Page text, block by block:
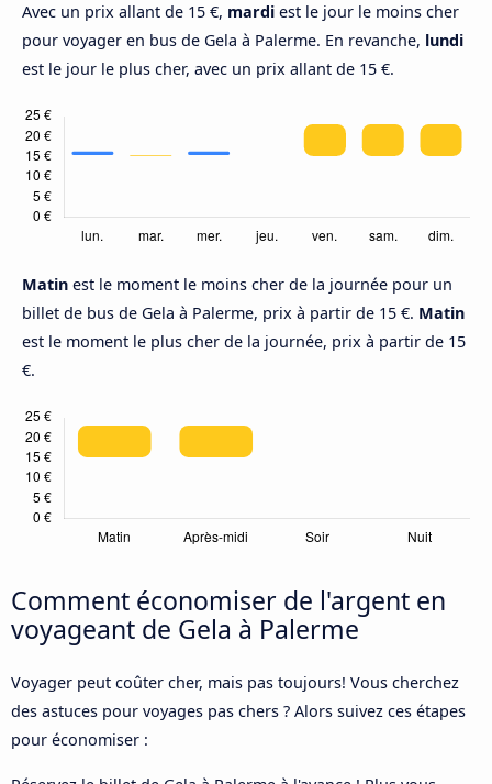
Avec un prix allant de 15 €, mardi est le jour le moins cher
pour voyager en bus de Gela à Palerme. En revanche, lundi
est le jour le plus cher, avec un prix allant de 15 €.
Matin est le moment le moins cher de la journée pour un
billet de bus de Gela à Palerme, prix à partir de 15 €. Matin
est le moment le plus cher de la journée, prix à partir de 15
€.
Comment économiser de l'argent en
voyageant de Gela à Palerme
Voyager peut coûter cher, mais pas toujours! Vous cherchez
des astuces pour voyages pas chers ? Alors suivez ces étapes
pour économiser :